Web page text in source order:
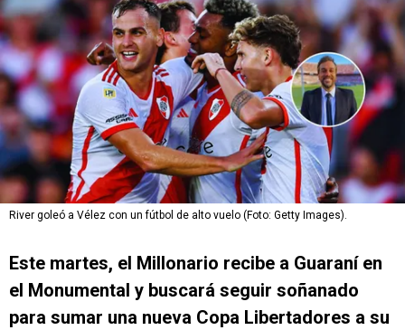
River goleó a Vélez con un fútbol de alto vuelo (Foto: Getty Images).
Este martes, el Millonario recibe a Guaraní en
el Monumental y buscará seguir soñanado
para sumar una nueva Copa Libertadores a su